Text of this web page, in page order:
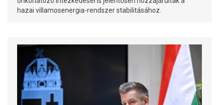
hazai villamosenergia-rendszer stabilitásához.